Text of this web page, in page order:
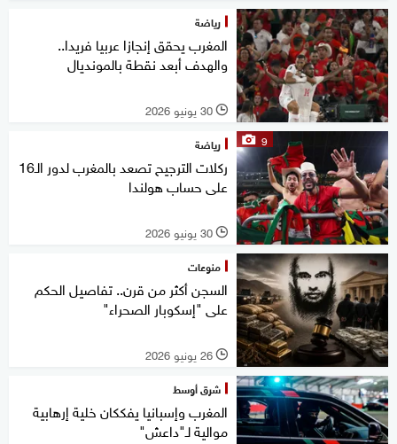
رياضة
المغرب يحقق إنجازا عربيا فريدا..
والهدف أبعد نقطة بالمونديال
l 30 يونيو 2026
9 رياضة
ركلات الترجيح تصعد بالمغرب لدور الـ16
على حساب هولندا
l 30 يونيو 2026
منوعات
السجن أكثر من قرن.. تفاصيل الحكم
على "إسكوبار الصحراء"
l 26 يونيو 2026
شرق أوسط
المغرب وإسبانيا يفككان خلية إرهابية
موالية لـ"داعش"